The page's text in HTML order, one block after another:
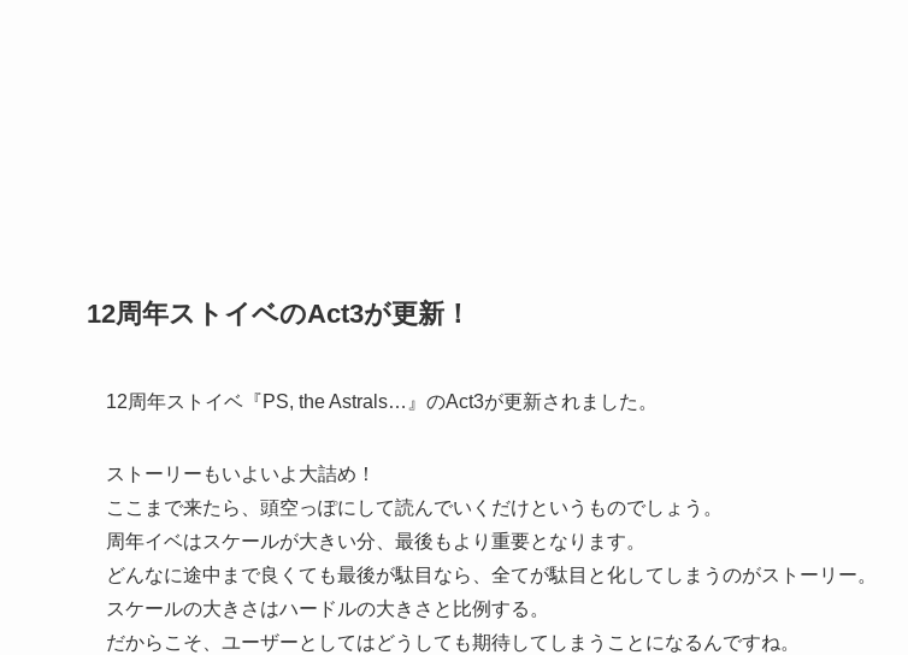
12周年ストイベのAct3が更新！
12周年ストイベ『PS, the Astrals…』のAct3が更新されました。
ストーリーもいよいよ大詰め！
ここまで来たら、頭空っぽにして読んでいくだけというものでしょう。
周年イベはスケールが大きい分、最後もより重要となります。
どんなに途中まで良くても最後が駄目なら、全てが駄目と化してしまうのがストーリー。
スケールの大きさはハードルの大きさと比例する。
だからこそ、ユーザーとしてはどうしても期待してしまうことになるんですね。